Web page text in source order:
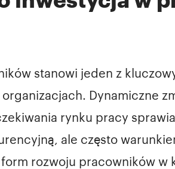
stanowi jeden z
organizacjach. Dynamiczne
rynku pracy
ale często
rozwoju pracowników